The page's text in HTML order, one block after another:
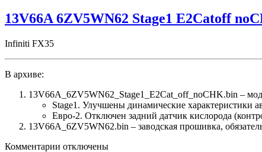
Stage1
E2Catoff
13V66A 6ZV5WN62 Stage1 E2Catoff
Infiniti FX35
В архиве:
13V66A_6ZV5WN62_Stage1_E2Cat_off_noCHK.bin –
Stage1. Улучшены динамические характеристики
Евро-2. Отключен задний датчик кислорода
13V66A_6ZV5WN62.bin – заводская прошивка,
Комментарии котключены